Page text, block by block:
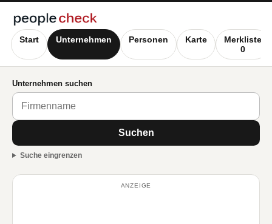
Start Unternehmen Personen Karte
Merkliste
0
Unternehmen suchen
Suchen
Suche eingrenzen
ANZEIGE